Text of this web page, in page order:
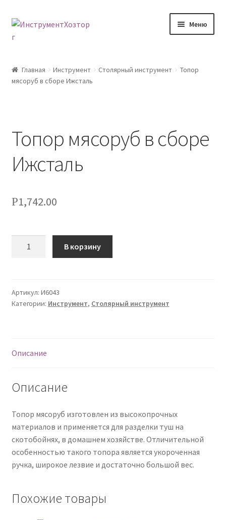
Перейти
Перейти
Меню
Возврат товара
Каталог
Контакты
О нас
Оплата и доставка
Оформление заказа
Скидки
Главная Инструмент Столярный инструмент
Топор
мясоруб в сборе Ижсталь
Топор мясоруб в сборе
Ижсталь
Р1,742.00
В корзину
Артикул: И6043
Категории: Инструмент, Столярный инструмент
Описание
Описание
Топор мясоруб изготовлен из высокопрочных
материалов и применяется для разделки туш на
скотобойнях, в домашнем хозяйстве. Отличительной
особенностью такого топора является укороченная
ручка, широкое лезвие и достаточно большой вес.
Похожие товары